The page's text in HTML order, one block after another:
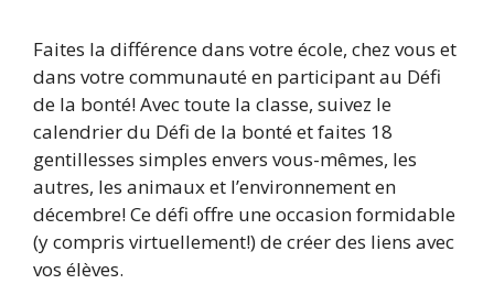
Faites la différence dans votre école, chez vous et
dans votre communauté en participant au Défi
de la bonté! Avec toute la classe, suivez le
calendrier du Défi de la bonté et faites 18
gentillesses simples envers vous-mêmes, les
autres, les animaux et l’environnement en
décembre! Ce défi offre une occasion formidable
(y compris virtuellement!) de créer des liens avec
vos élèves.